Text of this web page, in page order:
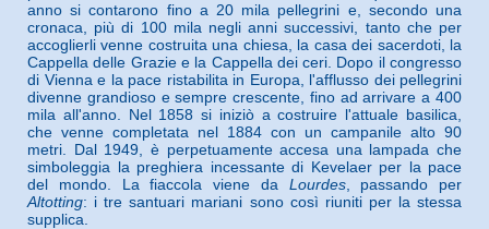
anno si contarono fino a 20 mila pellegrini e, secondo una
cronaca, più di 100 mila negli anni successivi, tanto che per
accoglierli venne costruita una chiesa, la casa dei sacerdoti, la
Cappella delle Grazie e la Cappella dei ceri. Dopo il congresso
di Vienna e la pace ristabilita in Europa, l'afflusso dei pellegrini
divenne grandioso e sempre crescente, fino ad arrivare a 400
mila all'anno. Nel 1858 si iniziò a costruire l'attuale basilica,
che venne completata nel 1884 con un campanile alto 90
metri. Dal 1949, è perpetuamente accesa una lampada che
simboleggia la preghiera incessante di Kevelaer per la pace
del mondo. La fiaccola viene da Lourdes, passando per
Altotting: i tre santuari mariani sono così riuniti per la stessa
supplica.